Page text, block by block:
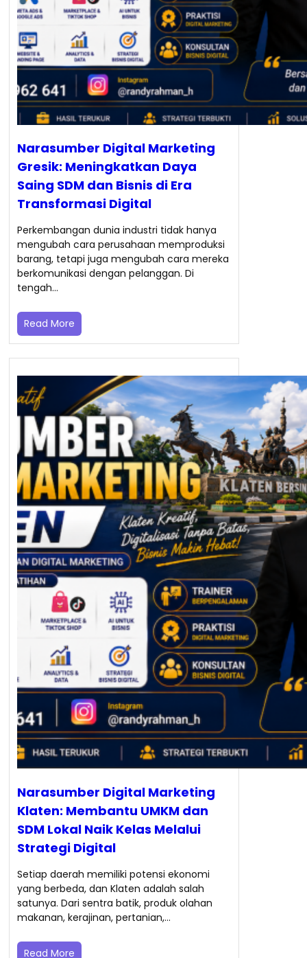
Narasumber Digital Marketing
Gresik: Meningkatkan Daya
Saing SDM dan Bisnis di Era
Transformasi Digital
Perkembangan dunia industri tidak hanya
mengubah cara perusahaan memproduksi
barang, tetapi juga mengubah cara mereka
berkomunikasi dengan pelanggan. Di
tengah…
Read More
Narasumber Digital Marketing
Klaten: Membantu UMKM dan
SDM Lokal Naik Kelas Melalui
Strategi Digital
Setiap daerah memiliki potensi ekonomi
yang berbeda, dan Klaten adalah salah
satunya. Dari sentra batik, produk olahan
makanan, kerajinan, pertanian,…
Read More